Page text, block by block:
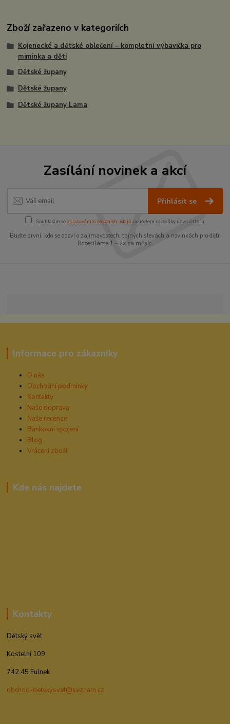
Zboží zařazeno v kategoriích
Kojenecké a dětské oblečení – kompletní výbavička pro
miminka a děti
Dětské župany
Dětské župany
Dětské župany Lama
Zasílání novinek a akcí
Přihlásit se
Souhlasím se zpracováním osobních údajůza účelem rozesílky newsletteru.
Buďte první, kdo se dozví o zajímavostech, tajných slevách a novinkách pro děti.
Rozesíláme 1 - 2x za měsíc.
Informace pro zákazníky
O nás
Obchodní podmínky
Kontakty
Naše doprava
Naše recenze
Bankovní spojení
Blog
Vrácení zboží
Kde nás najdete
Kontakty
Dětský svět
Kostelní 109
742 45 Fulnek
obchod-detskysvet@seznam.cz